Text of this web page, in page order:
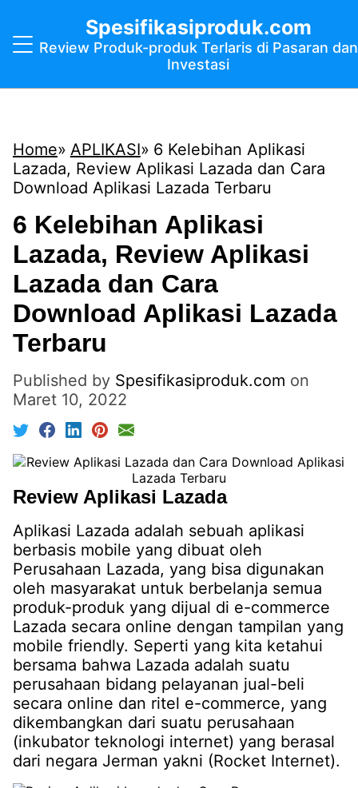
Spesifikasiproduk.com
Review Produk-produk Terlaris di Pasaran dan
Investasi
Home APLIKASI
6 Kelebihan Aplikasi
Lazada, Review Aplikasi Lazada dan Cara
Download Aplikasi Lazada Terbaru
6 Kelebihan Aplikasi
Lazada, Review Aplikasi
Lazada dan Cara
Download Aplikasi Lazada
Terbaru
Published by Spesifikasiproduk.com on
Maret 10, 2022
Review Aplikasi Lazada
Aplikasi Lazada adalah sebuah aplikasi
berbasis mobile yang dibuat oleh
Perusahaan Lazada, yang bisa digunakan
oleh masyarakat untuk berbelanja semua
produk-produk yang dijual di e-commerce
Lazada secara online dengan tampilan yang
mobile friendly. Seperti yang kita ketahui
bersama bahwa Lazada adalah suatu
perusahaan bidang pelayanan jual-beli
secara online dan ritel e-commerce, yang
dikembangkan dari suatu perusahaan
(inkubator teknologi internet) yang berasal
dari negara Jerman yakni (Rocket Internet).